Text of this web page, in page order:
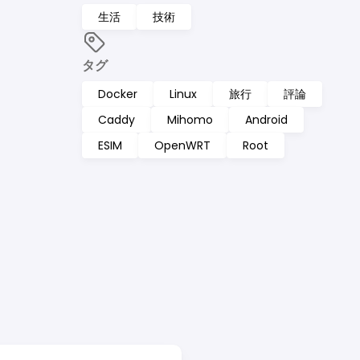
生活 技術
タグ
Docker Linux 旅行
評論
Caddy
Mihomo
Android
ESIM
OpenWRT Root